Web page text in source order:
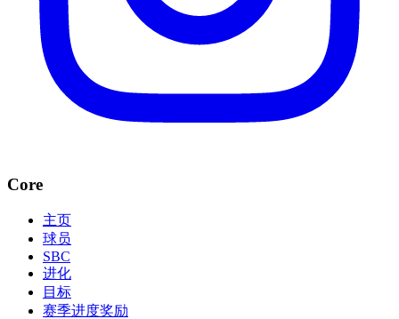
Core
主页
球员
SBC
进化
目标
赛季进度奖励